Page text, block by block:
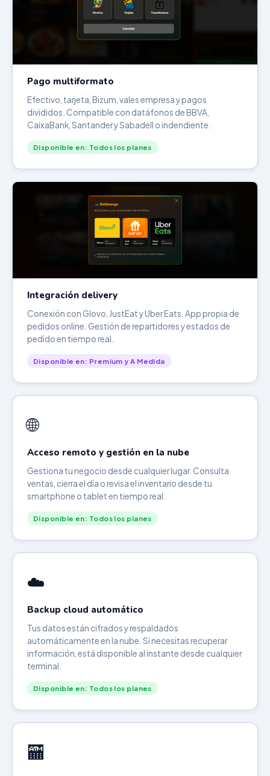
Pago multiformato
Efectivo, tarjeta, Bizum, vales empresa y pagos
divididos. Compatible con datáfonos de BBVA,
CaixaBank, Santander y Sabadell o indendiente.
Disponible en: Todos los planes
Integración delivery
Conexión con Glovo, JustEat y Uber Eats. App propia de
pedidos online. Gestión de repartidores y estados de
pedido en tiempo real.
Disponible en: Premium y A Medida
🌐
Acceso remoto y gestión en la nube
Gestiona tu negocio desde cualquier lugar. Consulta
ventas, cierra el día o revisa el inventario desde tu
smartphone o tablet en tiempo real.
Disponible en: Todos los planes
☁️
Backup cloud automático
Tus datos están cifrados y respaldados
automáticamente en la nube. Si necesitas recuperar
información, está disponible al instante desde cualquier
terminal.
Disponible en: Todos los planes
🏧